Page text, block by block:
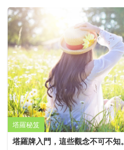
塔羅秘笈
塔羅牌入門，這些觀念不可不知。